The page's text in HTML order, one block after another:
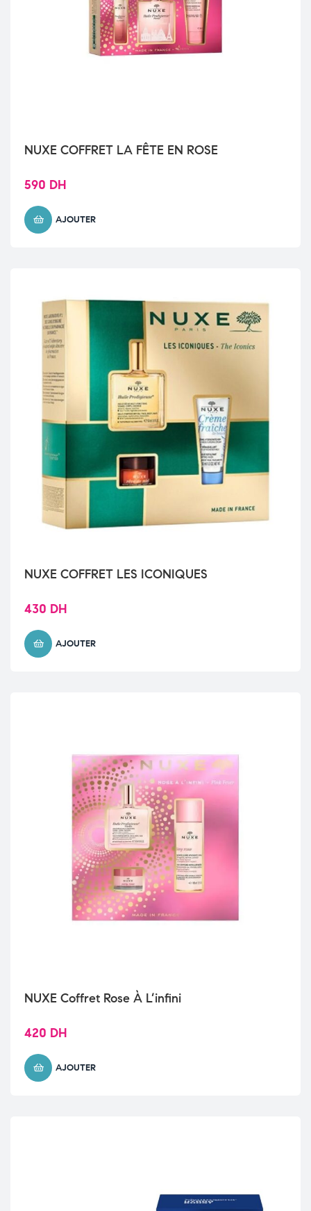
NUXE COFFRET LA FÊTE EN ROSE
590 DH
AJOUTER
NUXE COFFRET LES ICONIQUES
430 DH
AJOUTER
NUXE Coffret Rose À L’infini
420 DH
AJOUTER